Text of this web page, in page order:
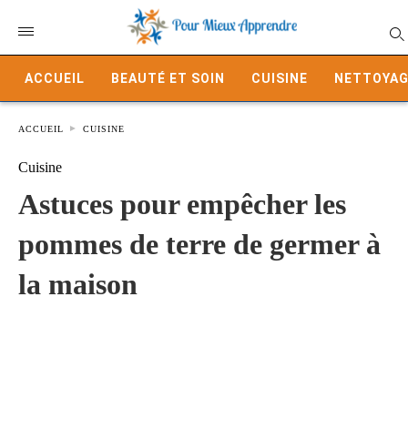
ACCUEIL BEAUTÉ ET SOIN CUISINE
ACCUEIL CUISINE
Cuisine
Astuces pour empêcher les
pommes de terre de germer à
la maison